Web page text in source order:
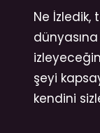
Ne İzledik,
şeyi
kendini